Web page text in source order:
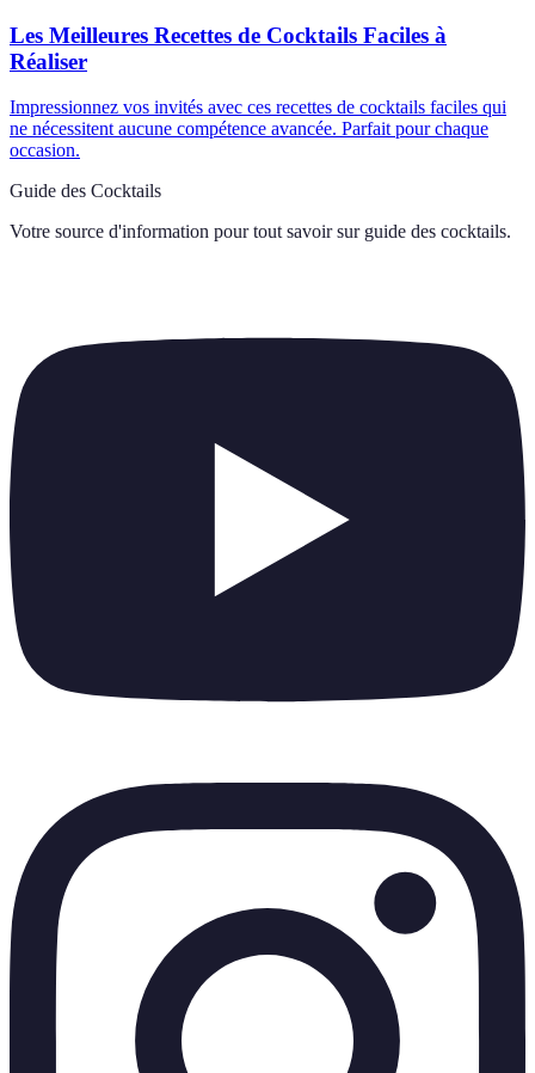
Les Meilleures Recettes de Cocktails Faciles à
Réaliser
Impressionnez vos invités avec ces recettes de cocktails faciles qui
ne nécessitent aucune compétence avancée. Parfait pour chaque
occasion.
Guide des Cocktails
Votre source d'information pour tout savoir sur guide des cocktails.